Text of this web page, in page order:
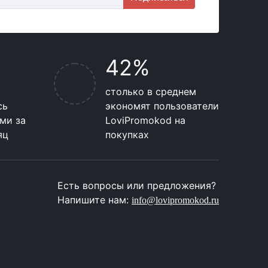
за
42%
столько в среднем
экономят пользователи
LoviPromokod на
покупках
Есть вопросы или предложения?
Напишите нам:info@lovipromokod.ru